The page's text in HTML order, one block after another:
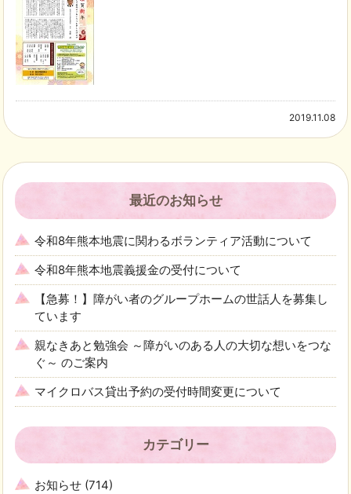
2019.11.08
最近のお知らせ
令和8年熊本地震に関わるボランティア活動について
令和8年熊本地震義援金の受付について
【急募！】障がい者のグループホームの世話人を募集し
ています
親なきあと勉強会 ～障がいのある人の大切な想いをつな
ぐ～ のご案内
マイクロバス貸出予約の受付時間変更について
カテゴリー
お知らせ (714)